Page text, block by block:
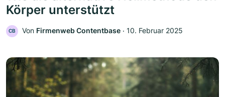
Körper unterstützt
CB Von Firmenweb Contentbase ‧ 10. Februar 2025